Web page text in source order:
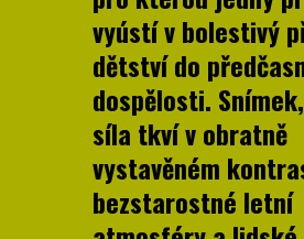
vyústí v bolestivý
dětství do
dospělosti.
síla tkví v obratně
vystavěném
bezstarostné letní